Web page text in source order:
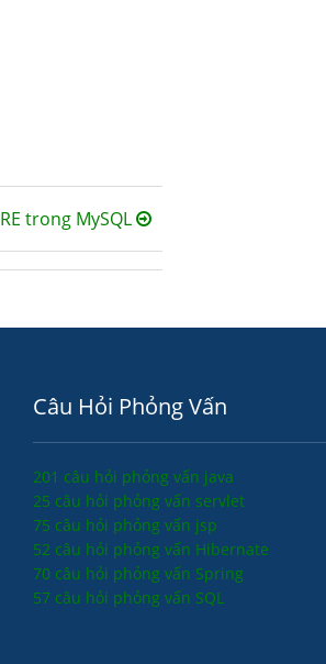
trong MySQL
Câu Hỏi Phỏng Vấn
201 câu hỏi phỏng vấn java
25 câu hỏi phỏng vấn servlet
75 câu hỏi phỏng vấn jsp
52 câu hỏi phỏng vấn Hibernate
70 câu hỏi phỏng vấn Spring
57 câu hỏi phỏng vấn SQL